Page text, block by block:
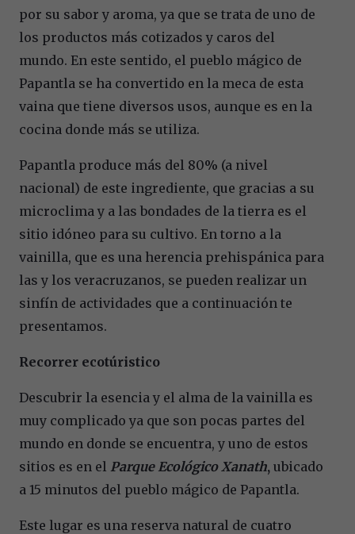
por su sabor y aroma, ya que se trata de uno de
los productos más cotizados y caros del
mundo. En este sentido, el pueblo mágico de
Papantla se ha convertido en la meca de esta
vaina que tiene diversos usos, aunque es en la
cocina donde más se utiliza.
Papantla produce más del 80% (a nivel
nacional) de este ingrediente, que gracias a su
microclima y a las bondades de la tierra es el
sitio idóneo para su cultivo. En torno a la
vainilla, que es una herencia prehispánica para
las y los veracruzanos, se pueden realizar un
sinfín de actividades que a continuación te
presentamos.
Recorrer ecotúristico
Descubrir la esencia y el alma de la vainilla es
muy complicado ya que son pocas partes del
mundo en donde se encuentra, y uno de estos
sitios es en el Parque Ecológico Xanath, ubicado
a 15 minutos del pueblo mágico de Papantla.
Este lugar es una reserva natural de cuatro